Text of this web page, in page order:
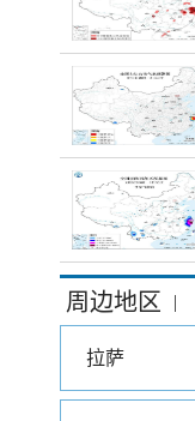
周边地区 |
拉萨